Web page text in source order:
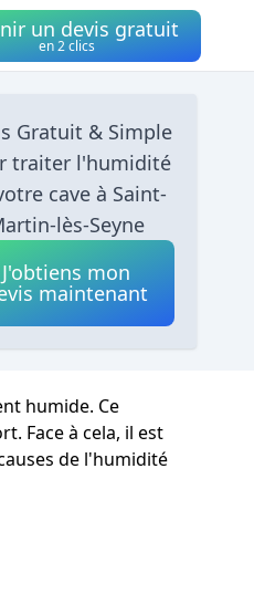
un devis gratuit
en 2 clics
Gratuit & Simple
traiter l'humidité
cave à Saint-
lès-Seyne
J'obtiens mon
maintenant
humide. Ce
Face à cela, il est
de l'humidité